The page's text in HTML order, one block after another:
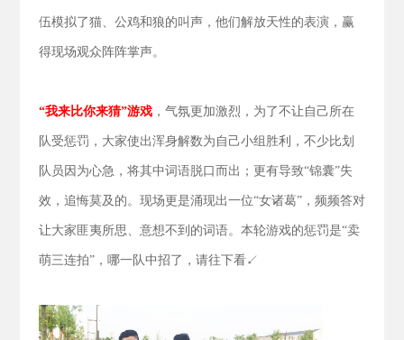
伍模拟了猫、公鸡和狼的叫声，他们解放天性的表演，赢
得现场观众阵阵掌声。
“我来比你来猜”游戏，气氛更加激烈，为了不让自己所在
队受惩罚，大家使出浑身解数为自己小组胜利，不少比划
队员因为心急，将其中词语脱口而出；更有导致“锦囊”失
效，追悔莫及的。现场更是涌现出一位“女诸葛”，频频答对
让大家匪夷所思、意想不到的词语。本轮游戏的惩罚是“卖
萌三连拍”，哪一队中招了，请往下看↙